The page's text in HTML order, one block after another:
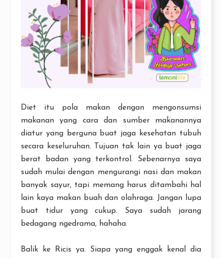
Diet itu pola makan dengan mengonsumsi
makanan yang cara dan sumber makanannya
diatur yang berguna buat jaga kesehatan tubuh
secara keseluruhan. Tujuan tak lain ya buat jaga
berat badan yang terkontrol. Sebenarnya saya
sudah mulai dengan mengurangi nasi dan makan
banyak sayur, tapi memang harus ditambahi hal
lain kaya makan buah dan olahraga. Jangan lupa
buat tidur yang cukup. Saya sudah jarang
bedagang ngedrama, hahaha.
Balik ke Ricis ya. Siapa yang enggak kenal dia